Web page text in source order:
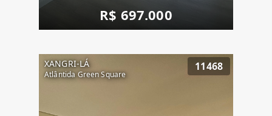
R$ 697.000
XANGRI-LÁ
Atlântida Green Square
11468